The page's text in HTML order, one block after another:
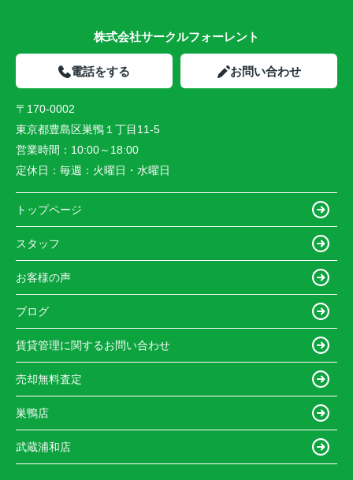
株式会社サークルフォーレント
電話をする お問い合わせ
〒170-0002
東京都豊島区巣鴨１丁目11-5
営業時間： 10:00～18:00
定休日： 毎週：火曜日・水曜日
トップページ
スタッフ
お客様の声
ブログ
賃貸管理に関するお問い合わせ
売却無料査定
巣鴨店
武蔵浦和店